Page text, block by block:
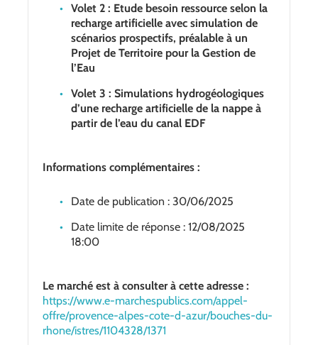
Volet 2 : Etude besoin ressource selon la
recharge artificielle avec simulation de
scénarios prospectifs, préalable à un
Projet de Territoire pour la Gestion de
l’Eau
Volet 3 : Simulations hydrogéologiques
d’une recharge artificielle de la nappe à
partir de l’eau du canal EDF
Informations complémentaires :
Date de publication : 30/06/2025
Date limite de réponse : 12/08/2025
18:00
Le marché est à consulter à cette adresse :
https://www.e-marchespublics.com/appel-
offre/provence-alpes-cote-d-azur/bouches-du-
rhone/istres/1104328/1371